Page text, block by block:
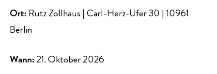
Ort: Rutz Zollhaus | Carl-Herz-Ufer 30 | 10961
Berlin
Wann:21. Oktober 2026